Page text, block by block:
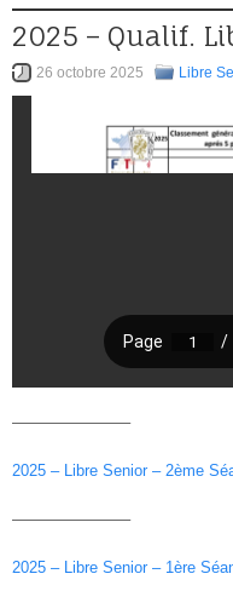
2025 – Qualif.
26 octobre 2025 Libre
———————–
2025 – Libre Senior – 2ème
———————–
2025 – Libre Senior – 1ère